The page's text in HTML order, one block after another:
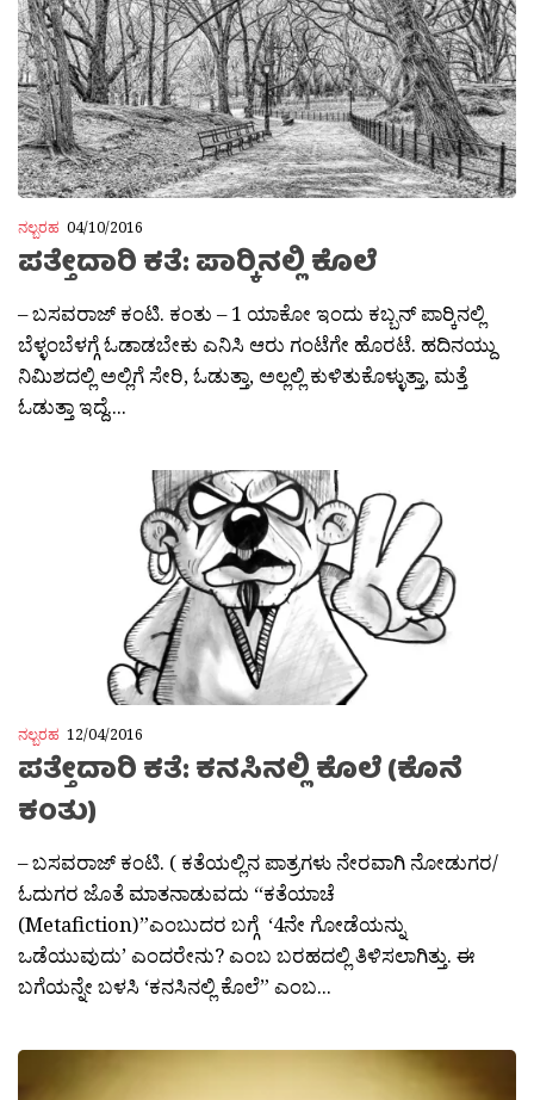
ನಲ್ಬರಹ 04/10/2016
ಪತ್ತೇದಾರಿ ಕತೆ: ಪಾರ‍್ಕಿನಲ್ಲಿ ಕೊಲೆ
– ಬಸವರಾಜ್ ಕಂಟಿ. ಕಂತು – 1 ಯಾಕೋ ಇಂದು ಕಬ್ಬನ್ ಪಾರ‍್ಕಿನಲ್ಲಿ
ಬೆಳ್ಳಂಬೆಳಗ್ಗೆ ಓಡಾಡಬೇಕು ಎನಿಸಿ ಆರು ಗಂಟೆಗೇ ಹೊರಟೆ. ಹದಿನಯ್ದು
ನಿಮಿಶದಲ್ಲಿ ಅಲ್ಲಿಗೆ ಸೇರಿ, ಓಡುತ್ತಾ, ಅಲ್ಲಲ್ಲಿ ಕುಳಿತುಕೊಳ್ಳುತ್ತಾ, ಮತ್ತೆ
ಓಡುತ್ತಾ ಇದ್ದೆ....
ನಲ್ಬರಹ 12/04/2016
ಪತ್ತೇದಾರಿ ಕತೆ: ಕನಸಿನಲ್ಲಿ ಕೊಲೆ (ಕೊನೆ
ಕಂತು)
– ಬಸವರಾಜ್ ಕಂಟಿ. ( ಕತೆಯಲ್ಲಿನ ಪಾತ್ರಗಳು ನೇರವಾಗಿ ನೋಡುಗರ/
ಓದುಗರ ಜೊತೆ ಮಾತನಾಡುವದು “ಕತೆಯಾಚೆ
(Metafiction)”ಎಂಬುದರ ಬಗ್ಗೆ ‘4ನೇ ಗೋಡೆಯನ್ನು
ಒಡೆಯುವುದು’ ಎಂದರೇನು? ಎಂಬ ಬರಹದಲ್ಲಿ ತಿಳಿಸಲಾಗಿತ್ತು. ಈ
ಬಗೆಯನ್ನೇ ಬಳಸಿ ‘ಕನಸಿನಲ್ಲಿ ಕೊಲೆ” ಎಂಬ...